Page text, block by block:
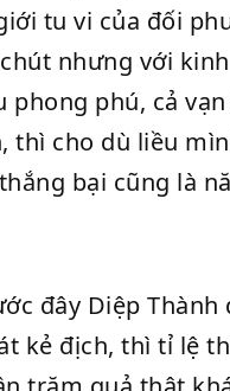
tu vi của đối
nhưng với
phong phú, cả
thì cho dù liều
bại cũng là
đây Diệp Thành
kẻ địch, thì tỉ lệ